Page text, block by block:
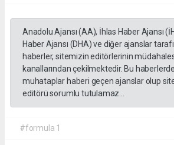
Anadolu Ajansı (AA), İhlas Haber Ajansı
Haber Ajansı (DHA) ve diğer ajanslar
haberler, sitemizin editörlerinin
kanallarından çekilmektedir. Bu
muhataplar haberi geçen ajanslar olup
editörü sorumlu tutulamaz...
#formula 1